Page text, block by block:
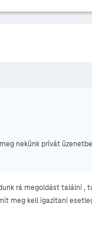
nekünk privát
rá megoldást találni ,
meg kell igazitani